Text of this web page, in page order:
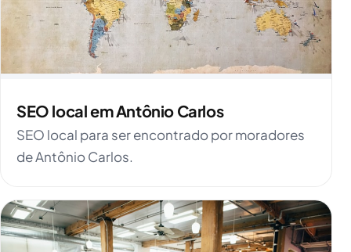
SEO local em Antônio Carlos
SEO local para ser encontrado por moradores
de Antônio Carlos.